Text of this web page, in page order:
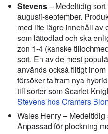
Stevens– Medeltidig sort
augusti-september.
med lite lägre innehåll av
som lättodlad och ska
zon 1-4 (kanske
sort. En av de mest
används också flitigt
försöker ta fram nya
till sorter som Scarlet
Stevens hos Cramers
Wales Henry – Medeltidig
Anpassad för plockning